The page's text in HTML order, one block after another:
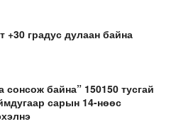
+30 градус дулаан байна
сонсож байна” 150150 тусгай
сарын 14-нөөс